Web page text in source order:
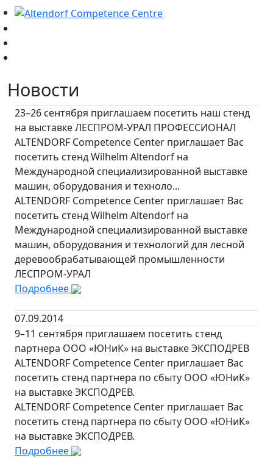
Новости
23–26 сентября приглашаем посетить наш стенд
на выставке ЛЕСПРОМ-УРАЛ ПРОФЕССИОНАЛ
ALTENDORF Competence Center приглашает Вас
посетить стенд Wilhelm Altendorf на
Международной специализированной выставке
машин, оборудования и техноло...
ALTENDORF Competence Center приглашает Вас
посетить стенд Wilhelm Altendorf на
Международной специализированной выставке
машин, оборудования и технологий для лесной
деревообрабатывающей промышленности
ЛЕСПРОМ-УРАЛ
Подробнее
07.09.2014
9–11 сентября приглашаем посетить стенд
партнера ООО «ЮНиК» на выставке ЭКСПОДРЕВ
ALTENDORF Competence Center приглашает Вас
посетить стенд партнера по сбыту ООО «ЮНиК»
на выставке ЭКСПОДРЕВ.
ALTENDORF Competence Center приглашает Вас
посетить стенд партнера по сбыту ООО «ЮНиК»
на выставке ЭКСПОДРЕВ.
Подробнее